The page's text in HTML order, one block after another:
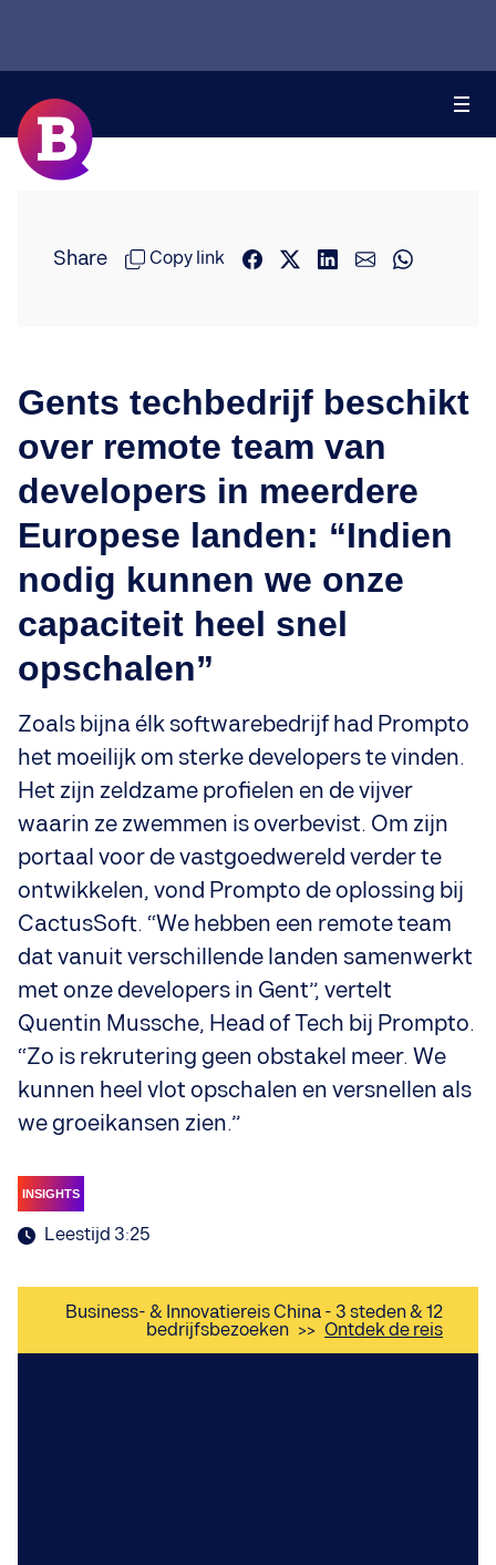
Share Copy link
Gents techbedrijf beschikt
over remote team van
developers in meerdere
Europese landen: “Indien
nodig kunnen we onze
capaciteit heel snel
opschalen”
Zoals bijna élk softwarebedrijf had Prompto
het moeilijk om sterke developers te vinden.
Het zijn zeldzame profielen en de vijver
waarin ze zwemmen is overbevist. Om zijn
portaal voor de vastgoedwereld verder te
ontwikkelen, vond Prompto de oplossing bij
CactusSoft. “We hebben een remote team
dat vanuit verschillende landen samenwerkt
met onze developers in Gent”, vertelt
Quentin Mussche, Head of Tech bij Prompto.
“Zo is rekrutering geen obstakel meer. We
kunnen heel vlot opschalen en versnellen als
we groeikansen zien.”
INSIGHTS
Leestijd 3:25
Business- & Innovatiereis China - 3 steden & 12
bedrijfsbezoeken >> Ontdek de reis